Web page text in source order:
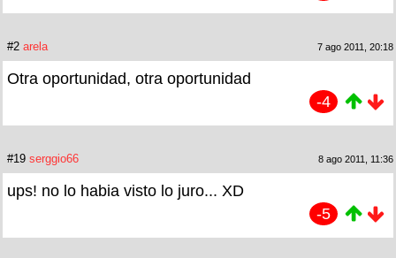
#2 arela 7 ago 2011, 20:18
Otra oportunidad, otra oportunidad
-4
#19 serggio66 8 ago 2011, 11:36
ups! no lo habia visto lo juro... XD
-5